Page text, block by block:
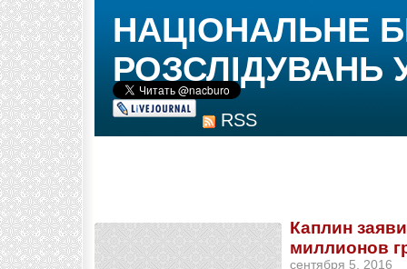
RSS
НАЦІОНАЛЬНЕ
РОЗСЛІДУВАНЬ
Каплин
миллионов
сентября 5, 2016